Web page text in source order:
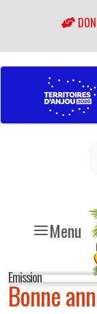
Menu
Emission
Bonne